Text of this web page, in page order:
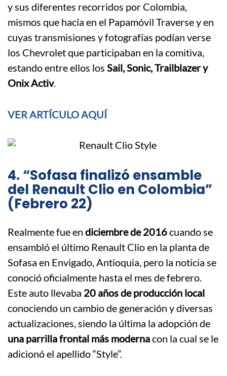
y sus diferentes recorridos por Colombia,
mismos que hacía en el Papamóvil Traverse y en
cuyas transmisiones y fotografías podían verse
los Chevrolet que participaban en la comitiva,
estando entre ellos los Sail, Sonic, Trailblazer y
Onix Activ.
VER ARTÍCULO AQUÍ
4. “Sofasa finalizó ensamble
del Renault Clio en Colombia”
(Febrero 22)
Realmente fue en diciembre de 2016cuando se
ensambló el último Renault Clio en la planta de
Sofasa en Envigado, Antioquia, pero la noticia se
conoció oficialmente hasta el mes de febrero.
Este auto llevaba 20 años de producción local
conociendo un cambio de generación y diversas
actualizaciones, siendo la última la adopción de
una parrilla frontal más modernacon la cual se le
adicionó el apellido “Style”.